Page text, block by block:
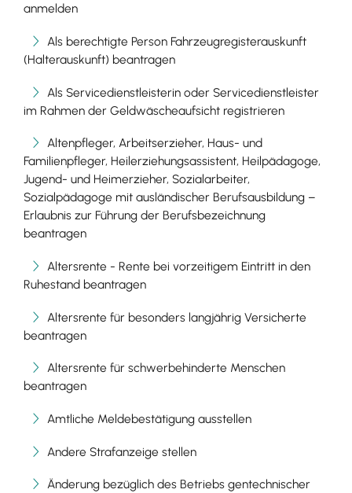
anmelden
Als berechtigte Person Fahrzeugregisterauskunft
(Halterauskunft) beantragen
Als Servicedienstleisterin oder Servicedienstleister
im Rahmen der Geldwäscheaufsicht registrieren
Altenpfleger, Arbeitserzieher, Haus- und
Familienpfleger, Heilerziehungsassistent, Heilpädagoge,
Jugend- und Heimerzieher, Sozialarbeiter,
Sozialpädagoge mit ausländischer Berufsausbildung –
Erlaubnis zur Führung der Berufsbezeichnung
beantragen
Altersrente - Rente bei vorzeitigem Eintritt in den
Ruhestand beantragen
Altersrente für besonders langjährig Versicherte
beantragen
Altersrente für schwerbehinderte Menschen
beantragen
Amtliche Meldebestätigung ausstellen
Andere Strafanzeige stellen
Änderung bezüglich des Betriebs gentechnischer